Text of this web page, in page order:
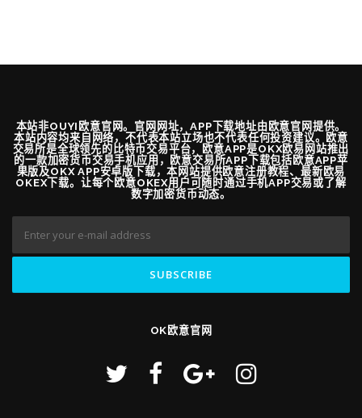
本站非OUYI欧意官网。官网网址，APP下载地址由欧意官网提供。
本站内容均来自网络，不代表本站立场也不代表任何投资建议。欧意
交易所是全球领先的比特币交易平台，欧意APP是OKX欧易网站推出
的一款加密货币交易手机应用，欧意交易所APP下载包括欧意APP苹
果版及OKX APP安卓版下载，本网站提供欧意注册教程、最新欧易
OKEX下载。让每个欧意OKEX用户可随时通过手机APP交易或了解
数字加密货币动态。
OK欧意官网